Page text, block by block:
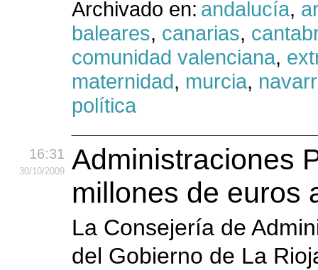
Archivado en: andalucía,
baleares, canarias,
comunidad valenciana,
maternidad, murcia,
política
16:31
30/10/2009
Administraciones
millones de euros
La Consejería de
del Gobierno de La